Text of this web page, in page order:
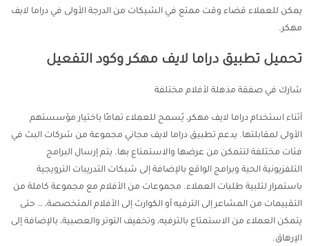
يمكن للعملاء قضاء وقت ممتع في الشيكات من الدرجة الأولى في دراما لايف
مهكر.
تحميل تطبيق دراما لايف مهكر وكود التفعيل
شارك في صفقة مذهلة لأفلام مختلفة
أثناء استخدام دراما لايف مهكر، يُسمح للعملاء تمامًا باختيار مؤسستهم
الأولى لمقابلتها. يدعم تطبيق دراما لايف مجاني مجموعة من شركات البث في
فئات مختلفة لتتمكن من عرضها والاستمتاع بها. يتم إرسال البرامج
التلفزيونية الحية وبرامج الواقع بالإضافة إلى شبكات التدريبات الترويجية
باستمرار لتلبية طلبات العملاء. مجموعات من الأفلام مع مجموعة كاملة من
التقييمات من المشاعر إلى الترفيه أو الكوارث إلى الأفلام المتخصصة، … حتى
يتمكن العملاء من الاستمتاع بالترفيه، وتخفيف التوتر والعصبية، بالإضافة إلى
الإرهاق.